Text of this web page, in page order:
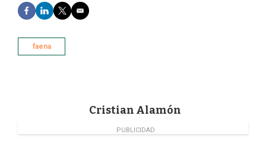
F
a
b
L
i
k
e
T
w
t
E
m
faena
Cristian Alamón
PUBLICIDAD